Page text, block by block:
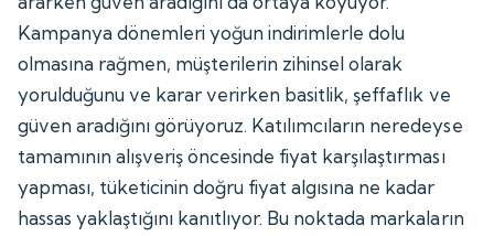
Kampanya dönemleri yoğun indirimlerle dolu
olmasına rağmen, müşterilerin zihinsel olarak
yorulduğunu ve karar verirken basitlik, şeffaflık ve
güven aradığını görüyoruz. Katılımcıların neredeyse
tamamının alışveriş öncesinde fiyat karşılaştırması
yapması, tüketicinin doğru fiyat algısına ne kadar
hassas yaklaştığını kanıtlıyor. Bu noktada markaların